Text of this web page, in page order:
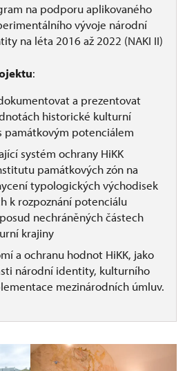
na podporu aplikovaného
vývoje národní
na léta 2016 až 2022 (NAKI II)
:
a prezentovat
historické kulturní
památkovým potenciálem
systém ochrany HiKK
památkových zón na
typologických východisek
k rozpoznání potenciálu
nechráněných částech
krajiny
a ochranu hodnot HiKK, jako
národní identity, kulturního
mezinárodních úmluv.